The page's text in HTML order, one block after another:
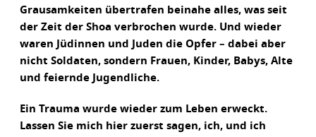
Grausamkeiten übertrafen beinahe alles, was seit
der Zeit der Shoa verbrochen wurde. Und wieder
waren Jüdinnen und Juden die Opfer – dabei aber
nicht Soldaten, sondern Frauen, Kinder, Babys, Alte
und feiernde Jugendliche.
Ein Trauma wurde wieder zum Leben erweckt.
Lassen Sie mich hier zuerst sagen, ich, und ich